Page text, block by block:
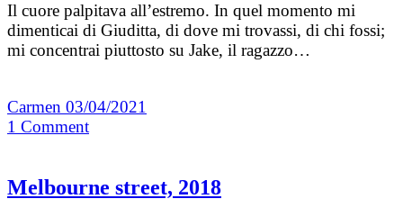
Il cuore palpitava all’estremo. In quel momento mi
dimenticai di Giuditta, di dove mi trovassi, di chi fossi;
mi concentrai piuttosto su Jake, il ragazzo…
Carmen 03/04/2021
1 Comment
Melbourne street, 2018